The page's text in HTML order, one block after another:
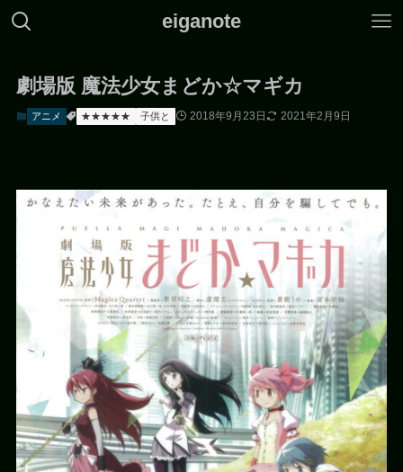
eiganote
劇場版 魔法少女まどか☆マギカ
アニメ ★★★★★ 子供と 2018年9月23日 2021年2月9日